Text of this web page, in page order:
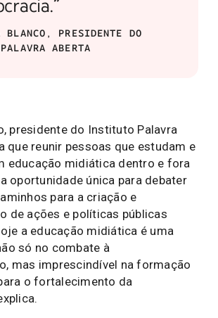
PRESIDENTE DO
ABERTA
presidente do Instituto Palavra
que reunir pessoas que estudam e
educação midiática dentro e fora
oportunidade única para debater
para a criação e
de ações e políticas públicas
a educação midiática é uma
só no combate à
mas imprescindível na formação
o fortalecimento da